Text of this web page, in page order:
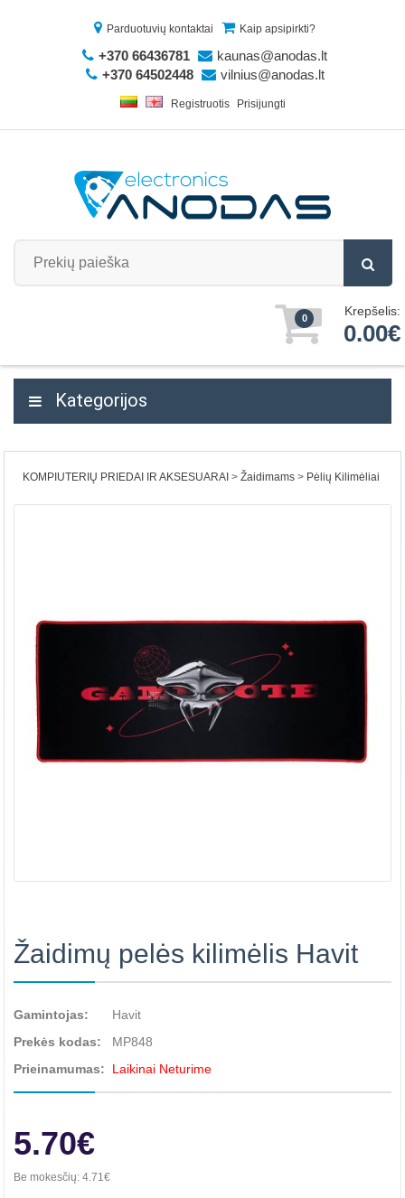
Parduotuvių kontaktai Kaip apsipirkti?
+370 66436781
kaunas@anodas.lt
+370 64502448
vilnius@anodas.lt
Registruotis Prisijungti
0 Krepšelis:
0.00€
Kategorijos
KOMPIUTERIŲ PRIEDAI IR AKSESUARAI Žaidimams Pėlių Kilimėliai
Žaidimų pelės kilimėlis Havit
Gamintojas:
Havit
Prekės kodas:
MP848
Prieinamumas:
Laikinai Neturime
5.70€
Be mokesčių: 4.71€